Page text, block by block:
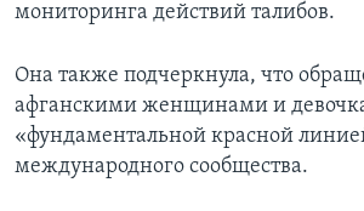
мониторинга действий талибов.
Она также подчеркнула, что
афганскими женщинами и
«фундаментальной красной
международного сообщества.